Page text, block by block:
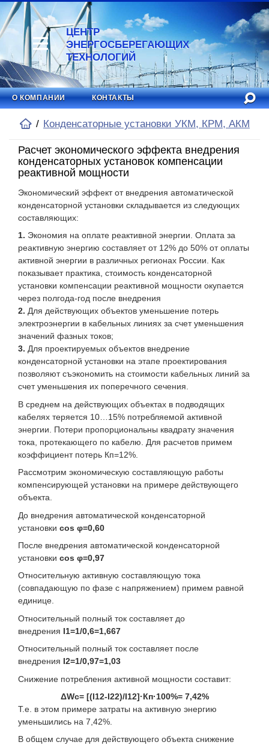
ЦЕНТР
ЭНЕРГОСБЕРЕГАЮЩИХ
ТЕХНОЛОГИЙ
О КОМПАНИИ КОНТАКТЫ
Конденсаторные установки УКМ, КРМ, АКМ
Расчет экономического эффекта внедрения
конденсаторных установок компенсации
реактивной мощности
Экономический эффект от внедрения автоматической
конденсаторной установки складывается из следующих
составляющих:
Экономия на оплате реактивной энергии. Оплата за
реактивную энергию составляет от 12% до 50% от оплаты
активной энергии в различных регионах России. Как
показывает практика, стоимость конденсаторной
установки компенсации реактивной мощности окупается
через полгода-год после внедрения
Для действующих объектов уменьшение потерь
электроэнергии в кабельных линиях за счет уменьшения
значений фазных токов;
Для проектируемых объектов внедрение
конденсаторной установки на этапе проектирования
позволяют съэкономить на стоимости кабельных линий за
счет уменьшения их поперечного сечения.
В среднем на действующих объектах в подводящих
кабелях теряется 10…15% потребляемой активной
энергии. Потери пропорциональны квадрату значения
тока, протекающего по кабелю. Для расчетов примем
коэффициент потерь Кп=12%.
Рассмотрим экономическую составляющую работы
компенсирующей установки на примере действующего
объекта.
До внедрения автоматической конденсаторной
установки cos φ=0,60
После внедрения автоматической конденсаторной
установки cos φ=0,97
Относительную активную составляющую тока
(совпадающую по фазе с напряжением) примем равной
единице.
Относительный полный ток составляет до
внедрения I1=1/0,6=1,667
Относительный полный ток составляет после
внедрения I2=1/0,97=1,03
Снижение потребления активной мощности составит:
ΔWc= [(I12-I22)/I12]·Кп·100%= 7,42%
Т.е. в этом примере затраты на активную энергию
уменьшились на 7,42%.
В общем случае для действующего объекта снижение